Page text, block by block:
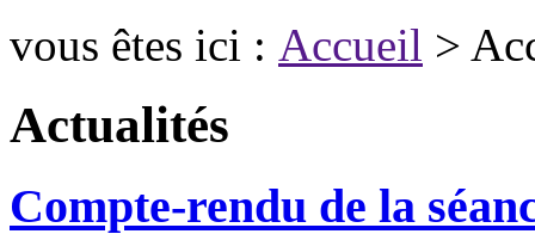
vous êtes ici : Accueil >
Actualités
Compte-rendu de la